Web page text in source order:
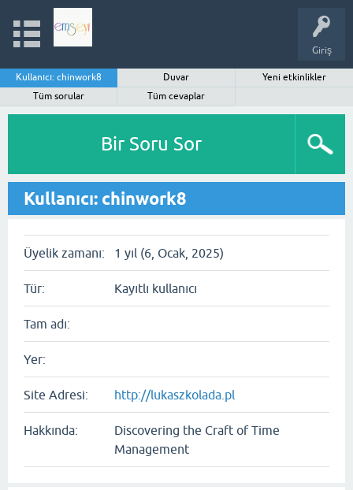
Giriş
Kullanıcı: chinwork8 Duvar
Yeni etkinlikler
Tüm sorular
Tüm cevaplar
Bir Soru Sor
Kullanıcı: chinwork8
Üyelik zamanı: 1 yıl (6, Ocak, 2025)
Tür: Kayıtlı kullanıcı
Tam adı:
Yer:
Site Adresi: http://lukaszkolada.pl
Hakkında:
Discovering the Craft of Time
Management